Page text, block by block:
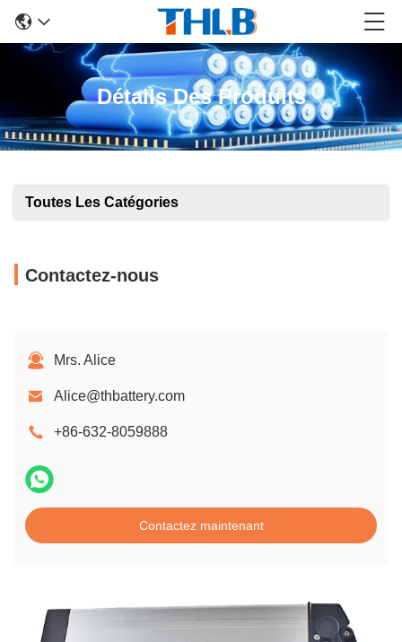
Détails Des Produits
Toutes Les Catégories
Contactez-nous
Mrs. Alice
Alice@thbattery.com
+86-632-8059888
Contactez maintenant